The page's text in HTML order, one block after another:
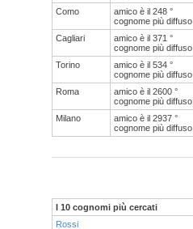
Como
amico è il 248 °
cognome più diffuso
Cagliari
amico è il 371 °
cognome più diffuso
Torino
amico è il 534 °
cognome più diffuso
Roma
amico è il 2600 °
cognome più diffuso
Milano
amico è il 2937 °
cognome più diffuso
I 10 cognomi più cercati
Rossi